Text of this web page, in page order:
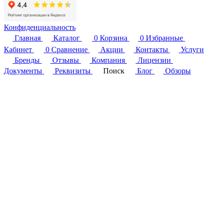
Конфиденциальность
Главная
Каталог 0 Корзина 0 Избранные
Кабинет
0 Сравнение Акции Контакты
Услуги
Бренды
Отзывы Компания
Лицензии
Документы
Реквизиты Поиск Блог Обзоры